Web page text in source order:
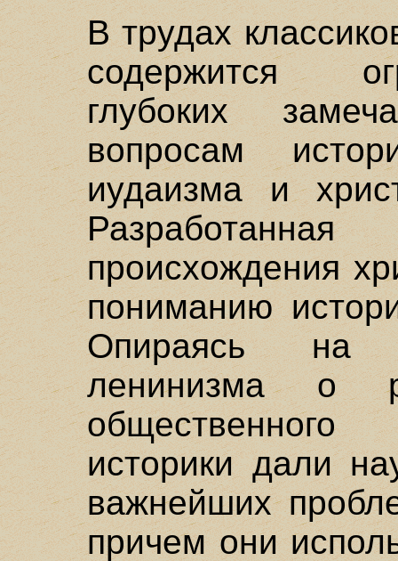
В трудах
содержится
глубоких
вопросам
иудаизма и
происхождения
пониманию
Опираясь на
ленинизма о
общественного
историки дали
важнейших
причем они